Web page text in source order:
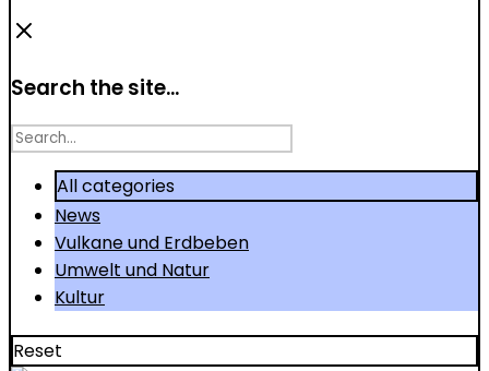
Search the site...
Search
All categories
News
Vulkane und Erdbeben
Umwelt und Natur
Kultur
Reset